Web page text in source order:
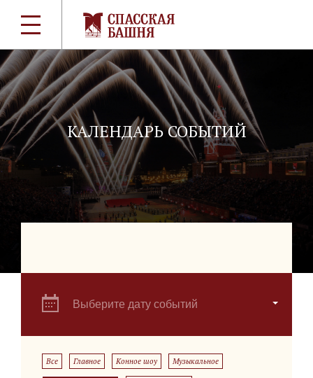
КАЛЕНДАРЬ СОБЫТИЙ
Выберите дату событий
Все Главное Конное шоу Музыкальное